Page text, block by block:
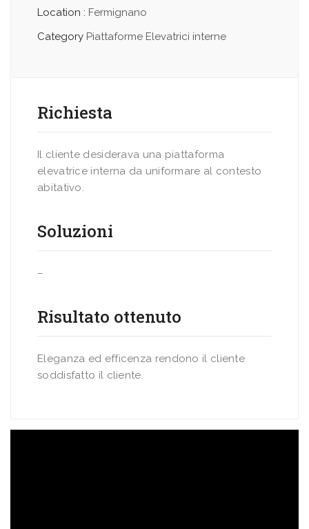
Location : Fermignano
Category Piattaforme Elevatrici interne
Richiesta
Il cliente desiderava una piattaforma
elevatrice interna da uniformare al contesto
abitativo.
Soluzioni
–
Risultato ottenuto
Eleganza ed efficenza rendono il cliente
soddisfatto il cliente.